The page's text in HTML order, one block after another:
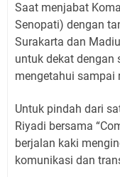
Saat menjabat
Senopati) dengan
Surakarta dan
untuk dekat dengan
mengetahui sampai
Untuk pindah dari
Riyadi bersama
berjalan kaki
komunikasi dan